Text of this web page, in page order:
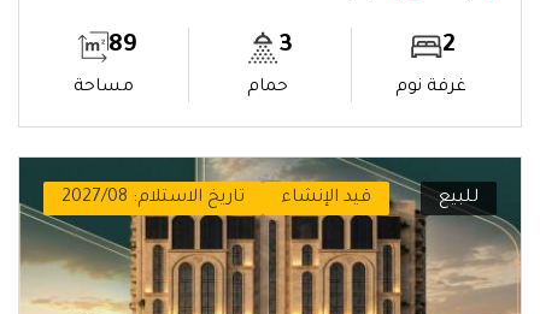
2
غرفة نوم
3
حمام
89
مساحة
للبيع قيد الإنشاء تاريخ الاستلام: 2027/08